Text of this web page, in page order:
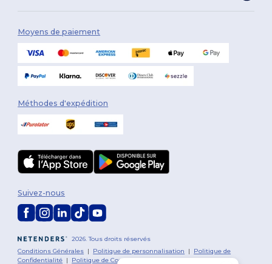
Moyens de paiement
Méthodes d'expédition
2026. Tous droits réservés
Conditions Générales | Politique de personnalisation | Politique de
Confidentialité | Politique de Cookies|Plan du Site
Suivez-nous